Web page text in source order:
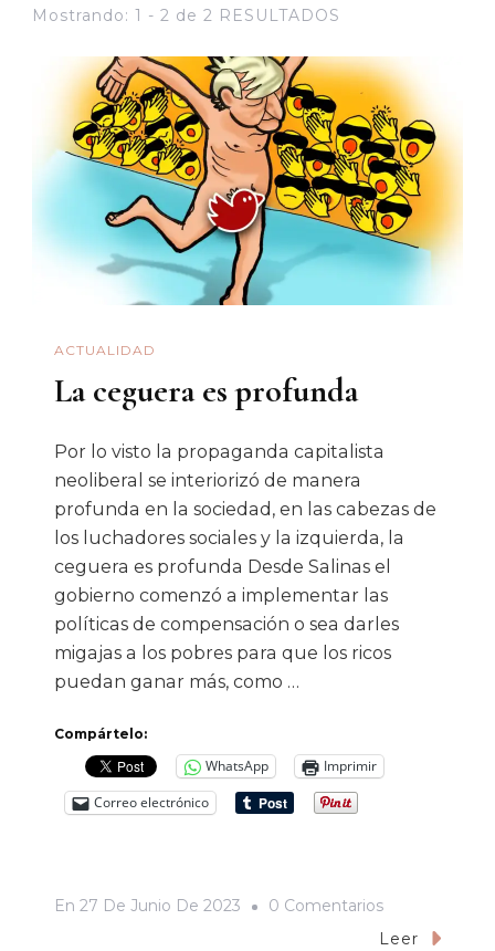
Mostrando: 1 - 2 de 2 RESULTADOS
ACTUALIDAD
La ceguera es profunda
Por lo visto la propaganda capitalista
neoliberal se interiorizó de manera
profunda en la sociedad, en las cabezas de
los luchadores sociales y la izquierda, la
ceguera es profunda Desde Salinas el
gobierno comenzó a implementar las
políticas de compensación o sea darles
migajas a los pobres para que los ricos
puedan ganar más, como …
Compártelo:
WhatsApp
Imprimir
Correo electrónico
En 27 De Junio De 2023 0 ComentariosEn
La
Leer